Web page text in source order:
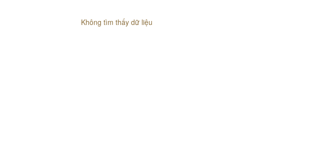
Không tìm thấy dữ liệu